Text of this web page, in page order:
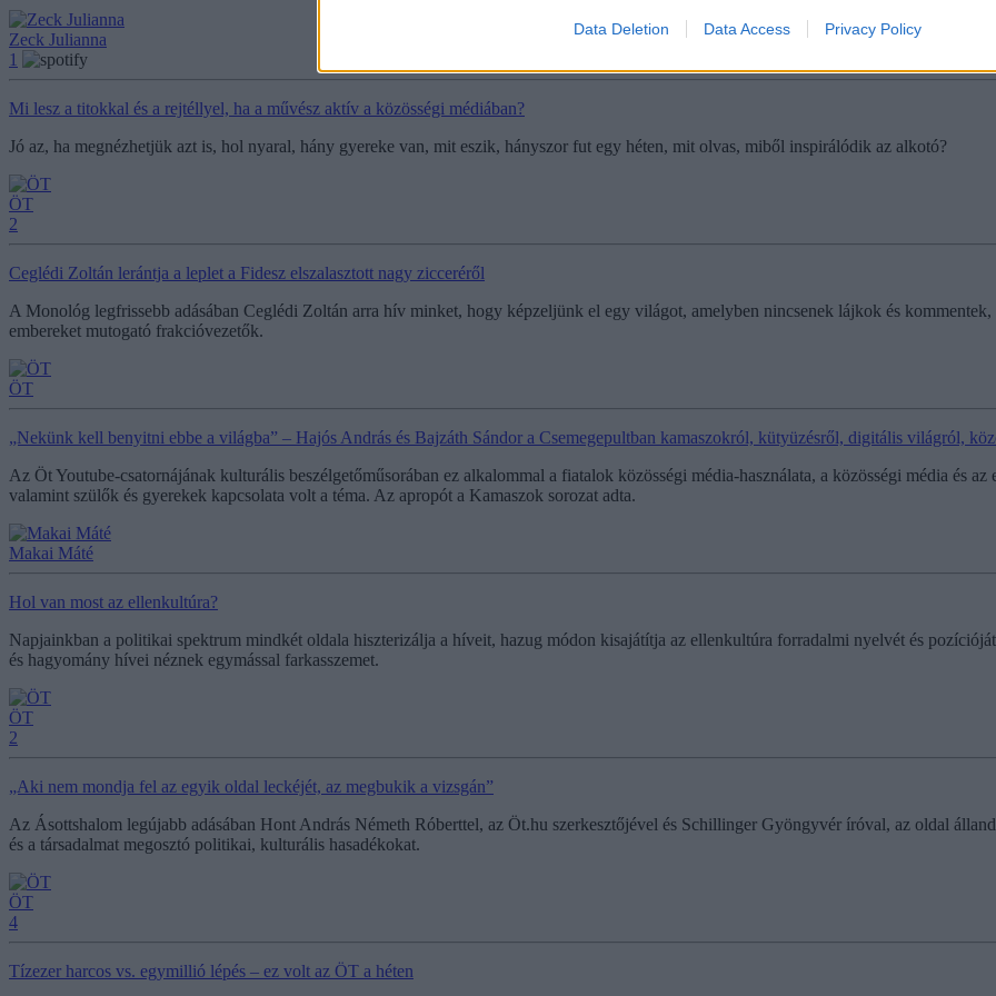
Data Deletion Data Access Privacy Policy
Zeck Julianna
1
Mi lesz a titokkal és a rejtéllyel, ha a művész aktív a közösségi médiában?
Jó az, ha megnézhetjük azt is, hol nyaral, hány gyereke van, mit eszik, hányszor fut egy héten, mit olvas, miből inspirálódik az alkotó?
ÖT
2
Ceglédi Zoltán lerántja a leplet a Fidesz elszalasztott nagy zicceréről
A Monológ legfrissebb adásában Ceglédi Zoltán arra hív minket, hogy képzeljünk el egy világot, amelyben nincsenek lájkok és
embereket mutogató frakcióvezetők.
ÖT
„Nekünk kell benyitni ebbe a világba” – Hajós András és Bajzáth Sándor a Csemegepultban kamaszokról, kütyüzésről, digitális világról,
Az Öt Youtube-csatornájának kulturális beszélgetőműsorában ez alkalommal a fiatalok közösségi média-használata, a közösségi média és
valamint szülők és gyerekek kapcsolata volt a téma. Az apropót a Kamaszok sorozat adta.
Makai Máté
Hol van most az ellenkultúra?
Napjainkban a politikai spektrum mindkét oldala hiszterizálja a híveit, hazug módon kisajátítja az ellenkultúra forradalmi nyelvét és
és hagyomány hívei néznek egymással farkasszemet.
ÖT
2
„Aki nem mondja fel az egyik oldal leckéjét, az megbukik a vizsgán”
Az Ásottshalom legújabb adásában Hont András Németh Róberttel, az Öt.hu szerkesztőjével és Schillinger Gyöngyvér íróval, az oldal
és a társadalmat megosztó politikai, kulturális hasadékokat.
ÖT
4
Tízezer harcos vs. egymillió lépés – ez volt az ÖT a héten